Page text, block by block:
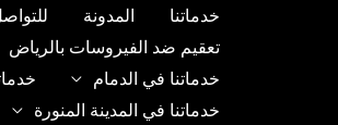
خدماتنا المدونة
تعقيم ضد الفيروسات بالرياض
خدماتنا في الدمام
خدماتنا في المدينة المنورة